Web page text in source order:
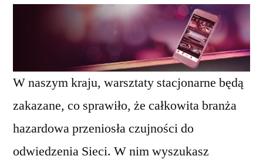
W naszym kraju, warsztaty stacjonarne będą
zakazane, co sprawiło, że całkowita branża
hazardowa przeniosła czujności do
odwiedzenia Sieci. W nim wyszukasz